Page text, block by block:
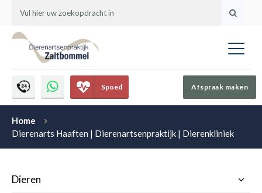
Afspraak maken
Spoed
Home
Dierenarts Haaften | Dierenartsenpraktijk | Dierenkliniek
Dieren